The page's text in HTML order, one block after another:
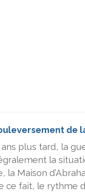
de
plus tard, la
la
la Maison
ce fait, le rythme